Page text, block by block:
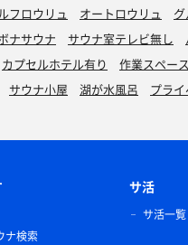
フロウリュ オートロウリュ
ナサウナ サウナ室テレビ無し
カプセルホテル有り
作業スペー
サウナ小屋 湖が水風呂 プラ
ナ検索
サ活
サ活一覧